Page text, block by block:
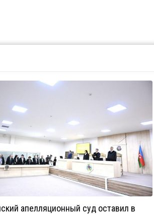
апелляционный суд оставил в